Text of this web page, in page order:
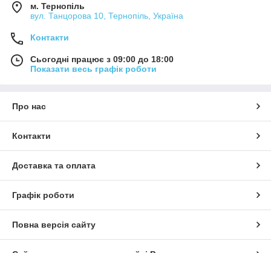
м. Тернопіль
вул. Танцорова 10, Тернопіль, Україна
Контакти
Сьогодні працює з 09:00 до 18:00
Показати весь графік роботи
Про нас
Контакти
Доставка та оплата
Графік роботи
Повна версія сайту